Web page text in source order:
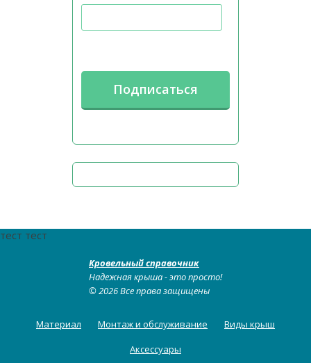
тест тест
Кровельный справочник
Надежная крыша - это просто!
© 2026 Все права защищены
Материал Монтаж и обслуживание
Виды крыш
Аксессуары